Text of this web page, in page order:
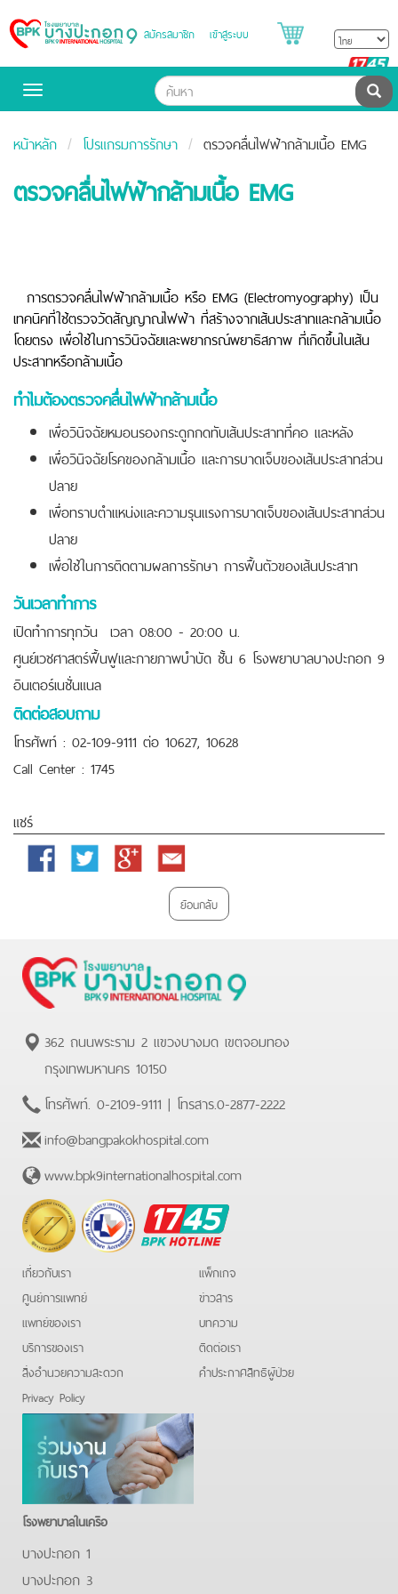
Bangpakok
Hospital
สมัครสมาชิก เข้าสู่ระบบ
Toggle
ค้น
หน้าหลัก โปรแกรมการรักษา ตรวจคลื่นไฟฟ้ากล้ามเนื้อ EMG
ตรวจคลื่นไฟฟ้ากล้ามเนื้อ EMG
การตรวจคลื่นไฟฟ้ากล้ามเนื้อ หรือ EMG (Electromyography) เป็น
เทคนิคที่ใช้ตรวจวัดสัญญาณไฟฟ้า ที่สร้างจากเส้นประสาทและกล้ามเนื้อ
โดยตรง เพื่อใช้ในการวินิจฉัยและพยากรณ์พยาธิสภาพ ที่เกิดขึ้นในเส้น
ประสาทหรือกล้ามเนื้อ
ทำไมต้องตรวจคลื่นไฟฟ้ากล้ามเนื้อ
เพื่อวินิจฉัยหมอนรองกระดูกกดทับเส้นประสาทที่คอ และหลัง
เพื่อวินิจฉัยโรคของกล้ามเนื้อ และการบาดเจ็บของเส้นประสาทส่วน
ปลาย
เพื่อทราบตำแหน่งและความรุนแรงการบาดเจ็บของเส้นประสาทส่วน
ปลาย
เพื่อใช้ในการติดตามผลการรักษา การฟื้นตัวของเส้นประสาท
วันเวลาทำการ
เปิดทำการทุกวัน เวลา 08:00 - 20:00 น.
ศูนย์เวชศาสตร์ฟื้นฟูและกายภาพบำบัด ชั้น 6 โรงพยาบาลบางปะกอก 9
อินเตอร์เนชั่นแนล
ติดต่อสอบถาม
โทรศัพท์ : 02-109-9111 ต่อ 10627, 10628
Call Center : 1745
แชร์
Facebook Twitter
Google
Email
ย้อนกลับ
362 ถนนพระราม 2 แขวงบางมด เขตจอมทอง
กรุงเทพมหานคร 10150
โทรศัพท์. 0-2109-9111 | โทรสาร.0-2877-2222
info@bangpakokhospital.com
www.bpk9internationalhospital.com
BPK
Hotline
เกี่ยวกับเรา
ศูนย์การแพทย์
แพทย์ของเรา
บริการของเรา
สิ่งอำนวยความสะดวก
Privacy Policy
แพ็กเกจ
ข่าวสาร
บทความ
ติดต่อเรา
คําประกาศสิทธิผู้ป่วย
โรงพยาบาลในเครือ
บางปะกอก 1
บางปะกอก 3